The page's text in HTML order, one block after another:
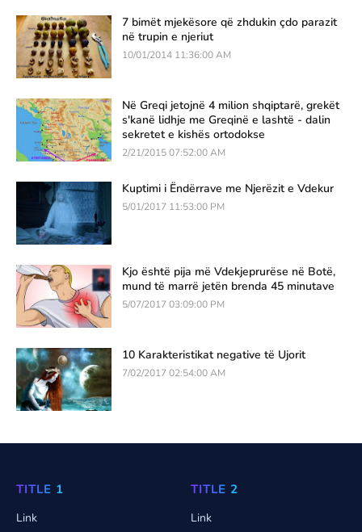
7 bimët mjekësore që zhdukin çdo parazit
në trupin e njeriut
10/01/2014 11:36:00 AM
Në Greqi jetojnë 4 milion shqiptarë, grekët
s'kanë lidhje me Greqinë e lashtë - dalin
sekretet e kishës ortodokse
2/21/2015 07:52:00 AM
Kuptimi i Ëndërrave me Njerëzit e Vdekur
5/01/2017 11:53:00 PM
Kjo është pija më Vdekjeprurëse në Botë,
mund të marrë jetën brenda 45 minutave
5/07/2017 03:09:00 PM
10 Karakteristikat negative të Ujorit
7/02/2017 02:54:00 AM
TITLE 1
Link
TITLE 2
Link